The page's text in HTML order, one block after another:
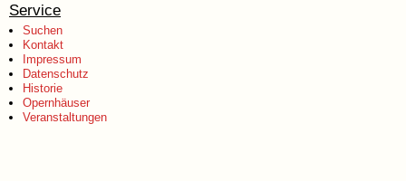
Service
Suchen
Kontakt
Impressum
Datenschutz
Historie
Opernhäuser
Veranstaltungen